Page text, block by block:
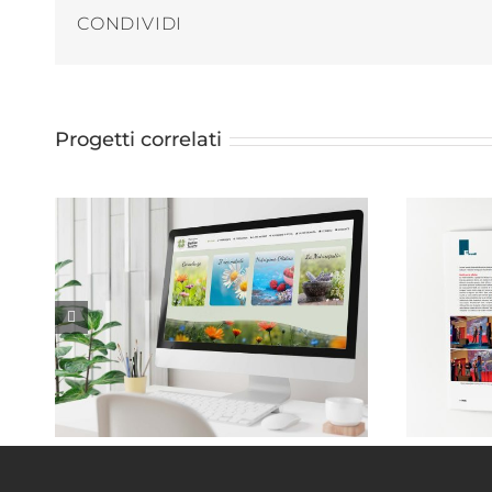
CONDIVIDI
Progetti correlati